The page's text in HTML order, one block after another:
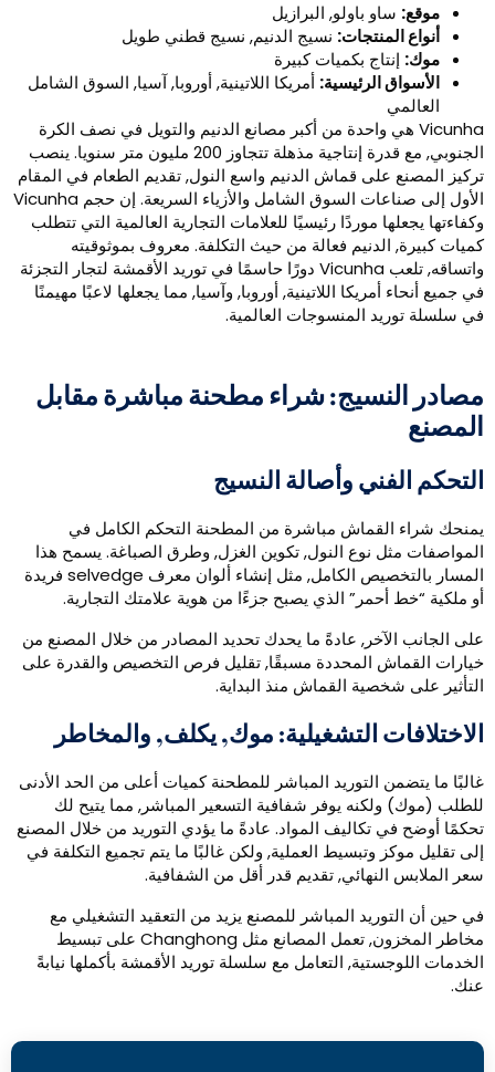
موقع:ساو باولو, البرازيل
أنواع المنتجات:نسيج الدنيم, نسيج قطني طويل
موك:إنتاج بكميات كبيرة
الأسواق الرئيسية:أمريكا اللاتينية, أوروبا, آسيا, السوق الشامل
العالمي
Vicunha هي واحدة من أكبر مصانع الدنيم والتويل في نصف الكرة
الجنوبي, مع قدرة إنتاجية مذهلة تتجاوز 200 مليون متر سنويا. ينصب
المصنع على قماش الدنيم واسع النول, تقديم الطعام في المقام
الأول إلى صناعات السوق الشامل والأزياء السريعة. إن حجم Vicunha
يجعلها موردًا رئيسيًا للعلامات التجارية العالمية التي تتطلب
كبيرة, الدنيم فعالة من حيث التكلفة. معروف بموثوقيته
واتساقه, تلعب Vicunha دورًا حاسمًا في توريد الأقمشة لتجار التجزئة
جميع أنحاء أمريكا اللاتينية, أوروبا, وآسيا, مما يجعلها لاعبًا مهيمنًا
سلسلة توريد المنسوجات العالمية.
النسيج: شراء مطحنة مباشرة مقابل
الفني وأصالة النسيج
شراء القماش مباشرة من المطحنة التحكم الكامل في
مثل نوع النول, تكوين الغزل, وطرق الصباغة. يسمح هذا
المسار بالتخصيص الكامل, مثل إنشاء ألوان معرف selvedge فريدة
ملكية “خط أحمر” الذي يصبح جزءًا من هوية علامتك التجارية.
الجانب الآخر, عادةً ما يحدك تحديد المصادر من خلال المصنع من
القماش المحددة مسبقًا, تقليل فرص التخصيص والقدرة على
على شخصية القماش منذ البداية.
التشغيلية: موك, يكلف, والمخاطر
ما يتضمن التوريد المباشر للمطحنة كميات أعلى من الحد الأدنى
(موك) ولكنه يوفر شفافية التسعير المباشر, مما يتيح لك
أوضح في تكاليف المواد. عادةً ما يؤدي التوريد من خلال المصنع
تقليل موكز وتبسيط العملية, ولكن غالبًا ما يتم تجميع التكلفة في
الملابس النهائي, تقديم قدر أقل من الشفافية.
حين أن التوريد المباشر للمصنع يزيد من التعقيد التشغيلي مع
مخاطر المخزون, تعمل المصانع مثل Changhong على تبسيط
اللوجستية, التعامل مع سلسلة توريد الأقمشة بأكملها نيابةً